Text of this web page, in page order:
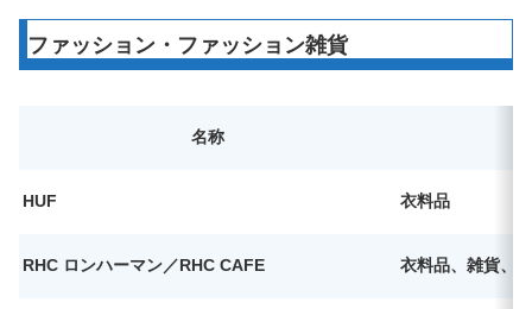
ファッション・ファッション雑貨
名称
HUF 衣料品
RHC ロンハーマン／RHC CAFE 衣料品、雑貨、